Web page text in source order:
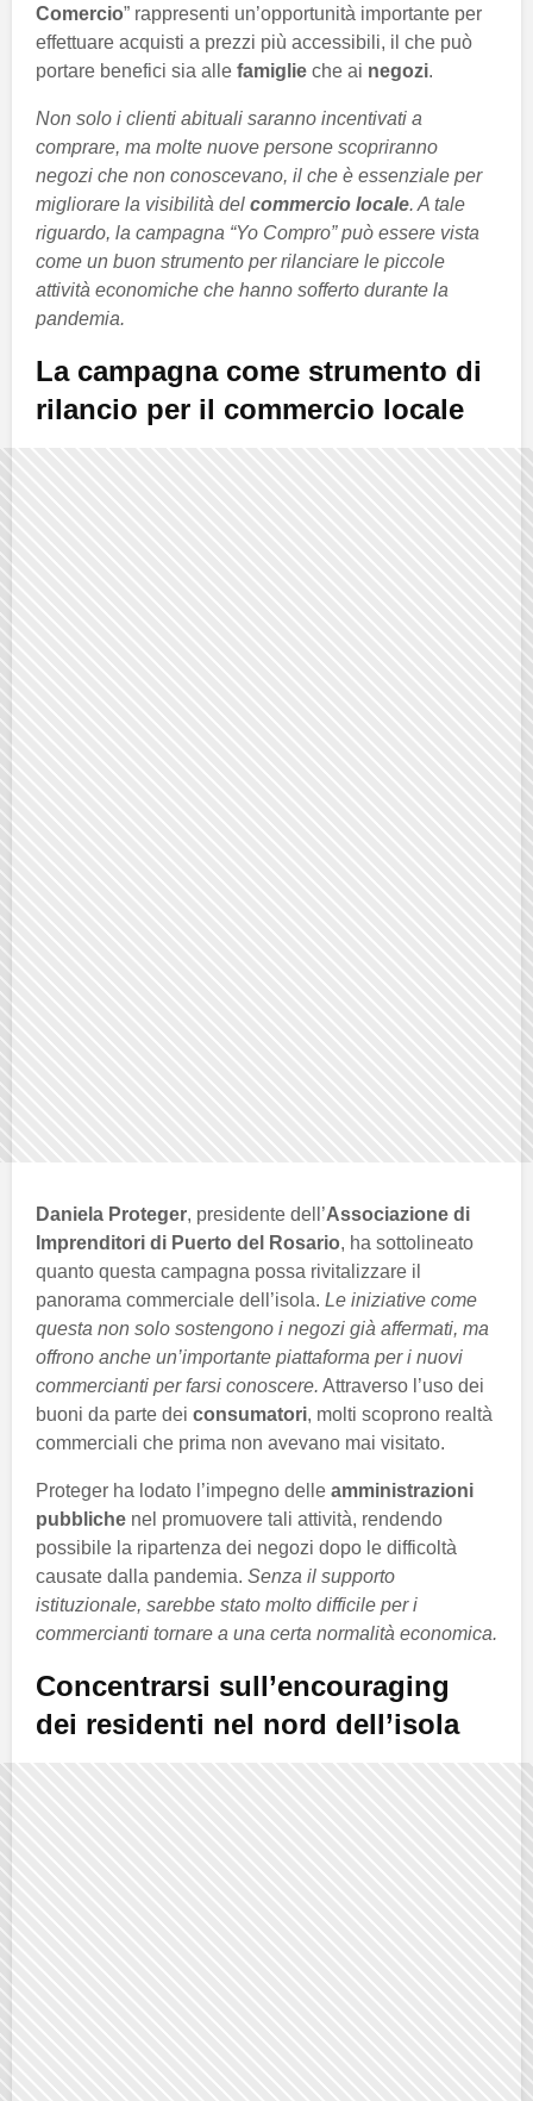
Comercio” rappresenti un’opportunità importante per
effettuare acquisti a prezzi più accessibili, il che può
portare benefici sia alle famiglie che ai negozi.
Non solo i clienti abituali saranno incentivati a
comprare, ma molte nuove persone scopriranno
negozi che non conoscevano, il che è essenziale per
migliorare la visibilità del commercio locale. A tale
riguardo, la campagna “Yo Compro” può essere vista
come un buon strumento per rilanciare le piccole
attività economiche che hanno sofferto durante la
pandemia.
La campagna come strumento di
rilancio per il commercio locale
Daniela Proteger, presidente dell’Associazione di
Imprenditori di Puerto del Rosario, ha sottolineato
quanto questa campagna possa rivitalizzare il
panorama commerciale dell’isola. Le iniziative come
questa non solo sostengono i negozi già affermati, ma
offrono anche un’importante piattaforma per i nuovi
commercianti per farsi conoscere. Attraverso l’uso dei
buoni da parte dei consumatori, molti scoprono realtà
commerciali che prima non avevano mai visitato.
Proteger ha lodato l’impegno delle amministrazioni
pubbliche nel promuovere tali attività, rendendo
possibile la ripartenza dei negozi dopo le difficoltà
causate dalla pandemia. Senza il supporto
istituzionale, sarebbe stato molto difficile per i
commercianti tornare a una certa normalità economica.
Concentrarsi sull’encouraging
dei residenti nel nord dell’isola